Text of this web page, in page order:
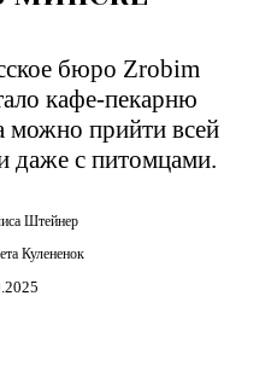
бюро Zrobim
кафе-пекарню
можно прийти всей
даже с питомцами.
Штейнер
Кулененок